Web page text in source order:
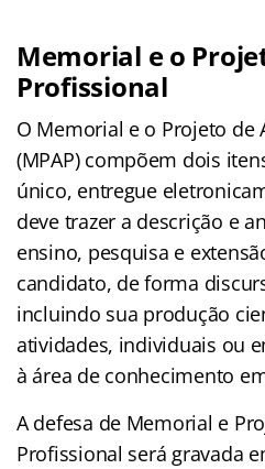
Memorial e o
Profissional
O Memorial e o Projeto de
(MPAP) compõem dois
único, entregue
deve trazer a descrição e
ensino, pesquisa e
candidato, de forma
incluindo sua produção
atividades, individuais ou
à área de conhecimento
A defesa de Memorial e
Profissional será gravada